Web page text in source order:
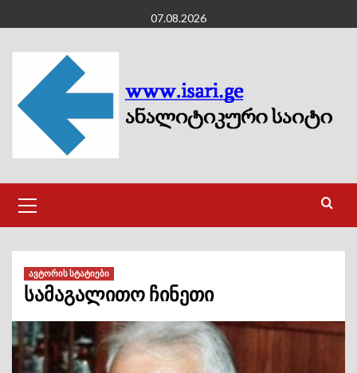
to
content
07.08.2026
Menu
ავტორის სტატიები
სამაგალითო ჩინეთი